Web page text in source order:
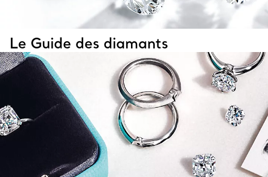
Le Guide des diamants